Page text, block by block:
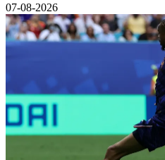
07-08-2026